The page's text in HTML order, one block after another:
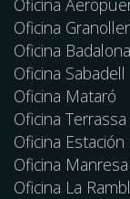
Oficina
Oficina
Oficina Badalona
Oficina Sabadell
Oficina Mataró
Oficina Terrassa
Oficina Estación
Oficina Manresa
Oficina La